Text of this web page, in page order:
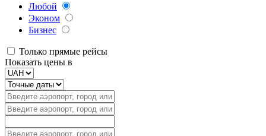
Любой
Эконом
Бизнес
Только прямые рейсы
Показать цены в